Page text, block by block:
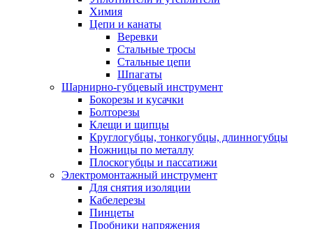
Химия
Цепи и канаты
Веревки
Стальные тросы
Стальные цепи
Шпагаты
Шарнирно-губцевый инструмент
Бокорезы и кусачки
Болторезы
Клещи и щипцы
Круглогубцы, тонкогубцы, длинногубцы
Ножницы по металлу
Плоскогубцы и пассатижи
Электромонтажный инструмент
Для снятия изоляции
Кабелерезы
Пинцеты
Пробники напряжения